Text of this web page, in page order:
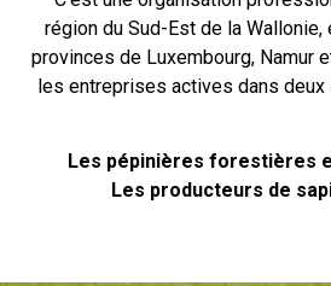
région du Sud-Est de la
provinces de Luxembourg, Namur
les entreprises actives dans deux
Les pépinières forestières
Les producteurs de